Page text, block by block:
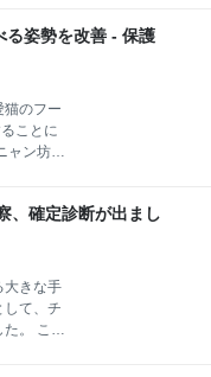
09/14の
っ
なブログ
ブロ
ブログ
の1記
たくな
は何記
は何して
ログ10
る姿勢を改善 - 保護
猫のフー
ことに
ャン坊た
て、「ふ
けでし
っかけ
フードボ
た。 三
した。
、確定診断が出まし
大きな手
て、チ
た。 こち